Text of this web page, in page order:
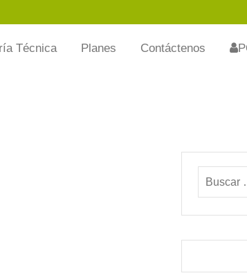
Técnica Planes Contáctenos